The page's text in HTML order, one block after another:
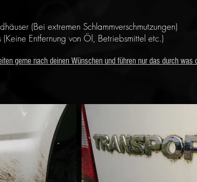
(Bei extremen Schlammverschmutzungen)
Entfernung von Öl, Betriebsmittel etc.)
gerne nach deinen Wünschen und führen nur das durch